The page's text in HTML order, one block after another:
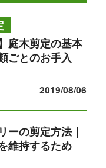
庭木剪定の基本
ごとのお手入
2019/08/06
ーの剪定方法｜
維持するため